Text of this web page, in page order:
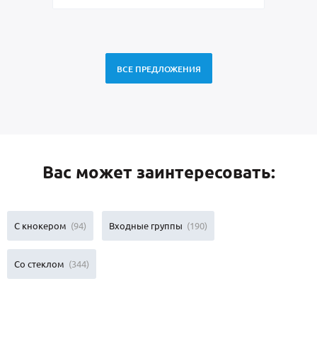
ВСЕ ПРЕДЛОЖЕНИЯ
Вас может заинтересовать:
С кнокером (94) Входные группы (190)
Со стеклом (344)